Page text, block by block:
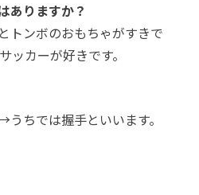
ありますか？
トンボのおもちゃがすきで
ッカーが好きです。
ちでは握手といいます。